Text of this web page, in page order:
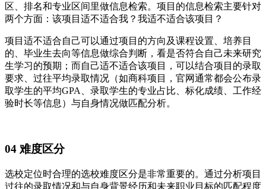
区、排名和专业区间里做信息检索。项目的信息检索主要针对
两个方面：该项目适不适合我？我适不适合该项目？
项目适不适合自己可以通过项目的方向及课程设置、培养目
的、毕业生去向等信息做综合判断，看是否符合自己未来研究
生学习的预期；而自己适不适合该项目，可以结合项目的录取
要求、过往平均录取情况（如商科项目，官网通常都会公布录
取学生的平均GPA、录取学生的专业占比、标化成绩、工作经
验时长等信息）与自身情况做匹配分析。
04 难度区分
选校定位时合理的选校难度区分是非常重要的。通过分析项目
过往的录取情况和与自身背景经历和未来职业目标的匹配程度